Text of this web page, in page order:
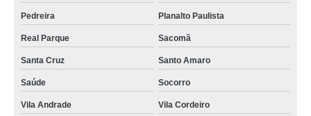
cotação de cartão em pvc Heliópolis
cotação de cartão em pvc Vila Pompeia
cartão em pvc preço Campo Limpo
Pedreira Planalto Paulista
Real Parque Sacomã
Santa Cruz Santo Amaro
Saúde Socorro
Vila Andrade Vila Cordeiro